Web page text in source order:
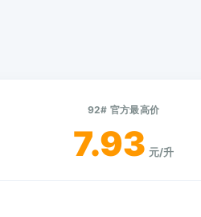
92# 官方最高价
7.93 元/升